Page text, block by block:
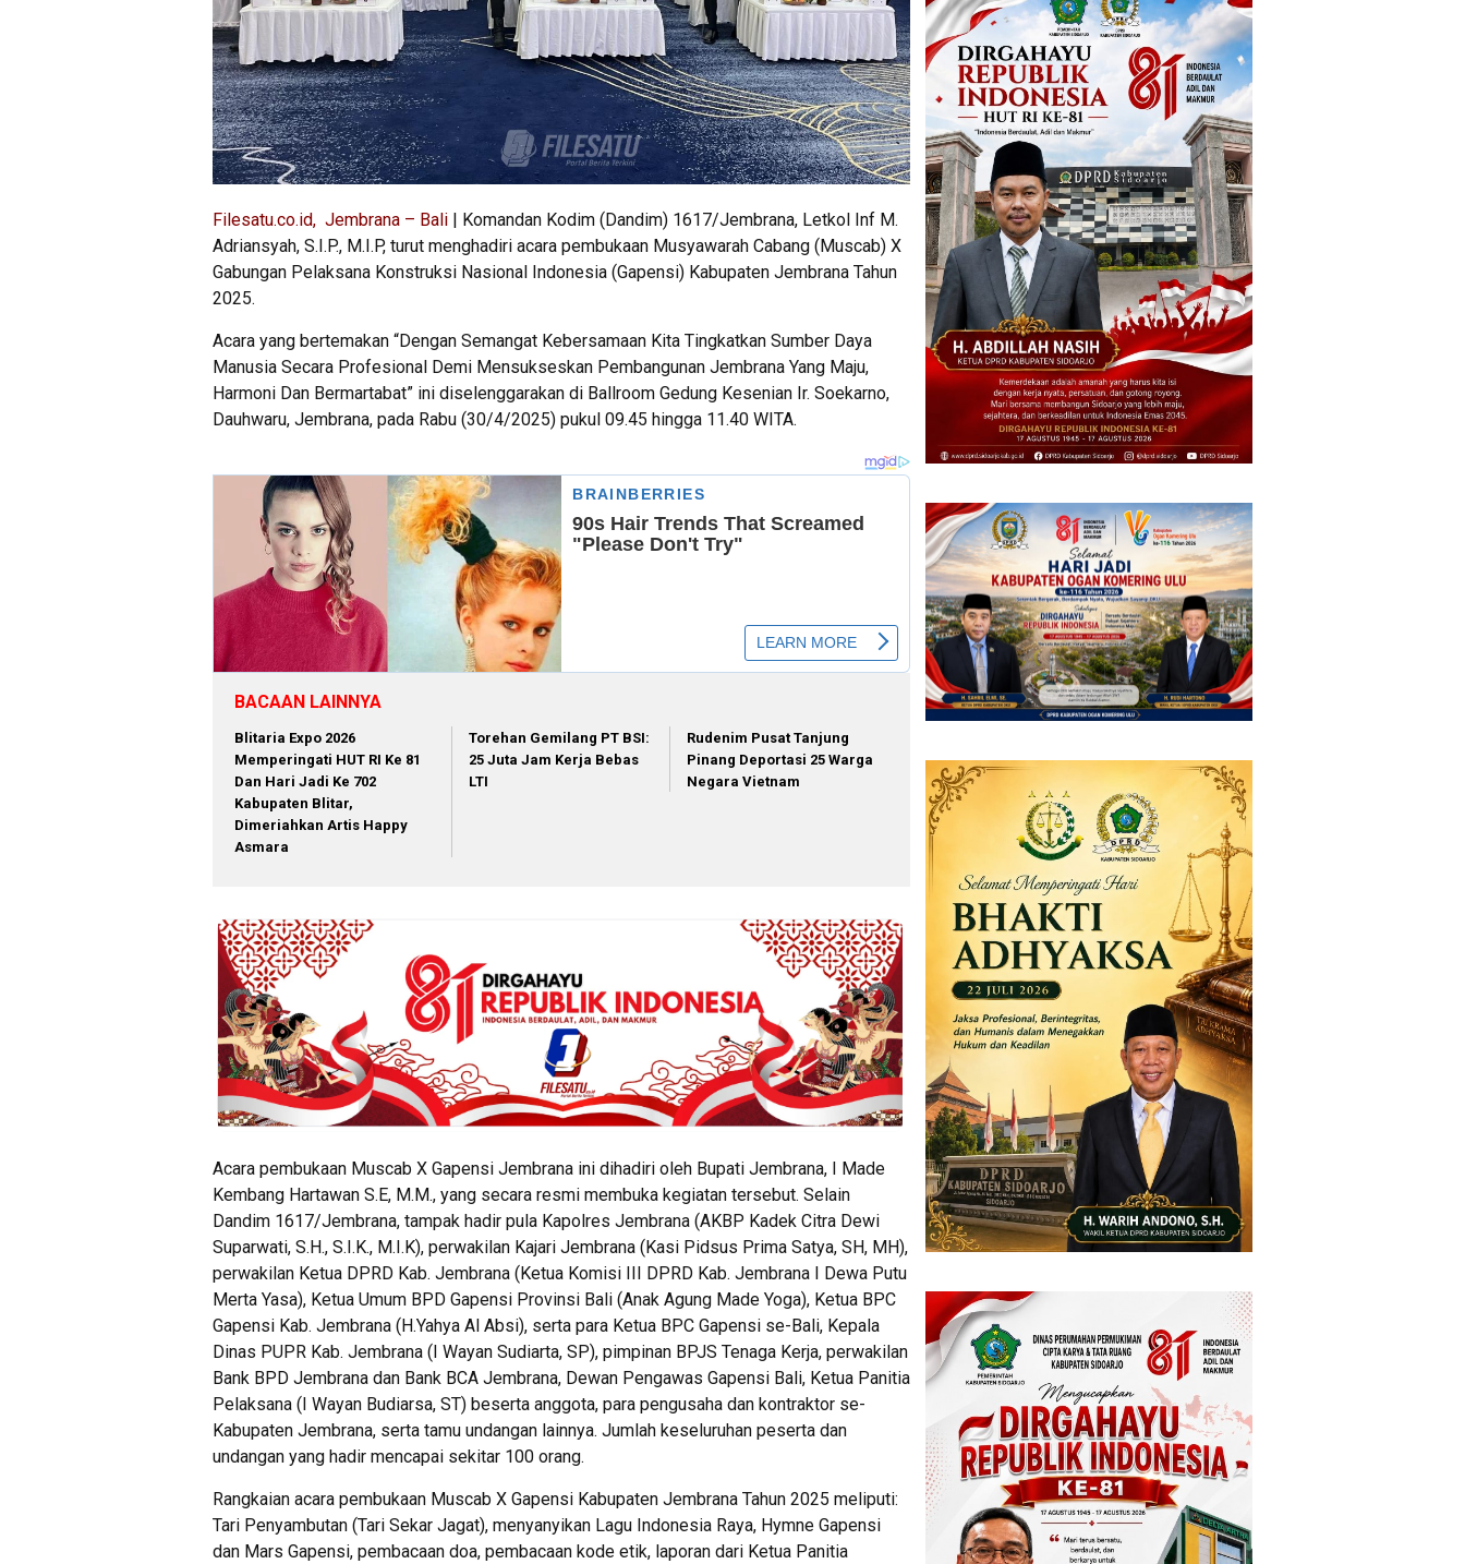
Filesatu.co.id, Jembrana – Bali
| Komandan Kodim (Dandim) 1617/Jembrana, Letkol Inf M.
Adriansyah, S.I.P., M.I.P, turut menghadiri acara pembukaan Musyawarah Cabang (Muscab) X
Gabungan Pelaksana Konstruksi Nasional Indonesia (Gapensi) Kabupaten Jembrana Tahun
2025.
Acara yang bertemakan “Dengan Semangat Kebersamaan Kita Tingkatkan Sumber Daya
Manusia Secara Profesional Demi Mensukseskan Pembangunan Jembrana Yang Maju,
Harmoni Dan Bermartabat” ini diselenggarakan di Ballroom Gedung Kesenian Ir. Soekarno,
Dauhwaru, Jembrana, pada Rabu (30/4/2025) pukul 09.45 hingga 11.40 WITA.
BACAAN LAINNYA
Blitaria Expo 2026
Memperingati HUT RI Ke 81
Dan Hari Jadi Ke 702
Kabupaten Blitar,
Dimeriahkan Artis Happy
Asmara
Torehan Gemilang PT BSI:
25 Juta Jam Kerja Bebas
LTI
Rudenim Pusat Tanjung
Pinang Deportasi 25 Warga
Negara Vietnam
Acara pembukaan Muscab X Gapensi Jembrana ini dihadiri oleh Bupati Jembrana, I Made
Kembang Hartawan S.E, M.M., yang secara resmi membuka kegiatan tersebut. Selain
Dandim 1617/Jembrana, tampak hadir pula Kapolres Jembrana (AKBP Kadek Citra Dewi
Suparwati, S.H., S.I.K., M.I.K), perwakilan Kajari Jembrana (Kasi Pidsus Prima Satya, SH, MH),
perwakilan Ketua DPRD Kab. Jembrana (Ketua Komisi III DPRD Kab. Jembrana I Dewa Putu
Merta Yasa), Ketua Umum BPD Gapensi Provinsi Bali (Anak Agung Made Yoga), Ketua BPC
Gapensi Kab. Jembrana (H.Yahya Al Absi), serta para Ketua BPC Gapensi se-Bali, Kepala
Dinas PUPR Kab. Jembrana (I Wayan Sudiarta, SP), pimpinan BPJS Tenaga Kerja, perwakilan
Bank BPD Jembrana dan Bank BCA Jembrana, Dewan Pengawas Gapensi Bali, Ketua Panitia
Pelaksana (I Wayan Budiarsa, ST) beserta anggota, para pengusaha dan kontraktor se-
Kabupaten Jembrana, serta tamu undangan lainnya. Jumlah keseluruhan peserta dan
undangan yang hadir mencapai sekitar 100 orang.
Rangkaian acara pembukaan Muscab X Gapensi Kabupaten Jembrana Tahun 2025 meliputi:
Tari Penyambutan (Tari Sekar Jagat), menyanyikan Lagu Indonesia Raya, Hymne Gapensi
dan Mars Gapensi, pembacaan doa, pembacaan kode etik, laporan dari Ketua Panitia